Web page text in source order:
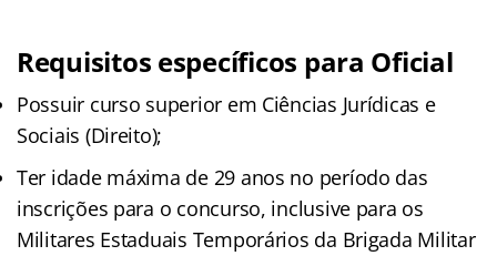
Requisitos específicos para Oficial
Possuir curso superior em Ciências Jurídicas e
Sociais (Direito);
Ter idade máxima de 29 anos no período das
inscrições para o concurso, inclusive para os
Militares Estaduais Temporários da Brigada Militar